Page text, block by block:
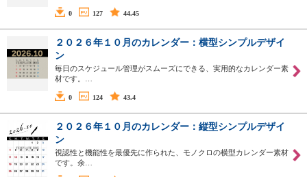
0 127 44.45
２０２６年１０月のカレンダー：横型シンプルデザイ
ン
毎日のスケジュール管理がスムーズにできる、実用的なカレンダー素
材です。…
0 124 43.4
２０２６年１０月のカレンダー：縦型シンプルデザイ
ン
視認性と機能性を最優先に作られた、モノクロの横型カレンダー素材
です。余…